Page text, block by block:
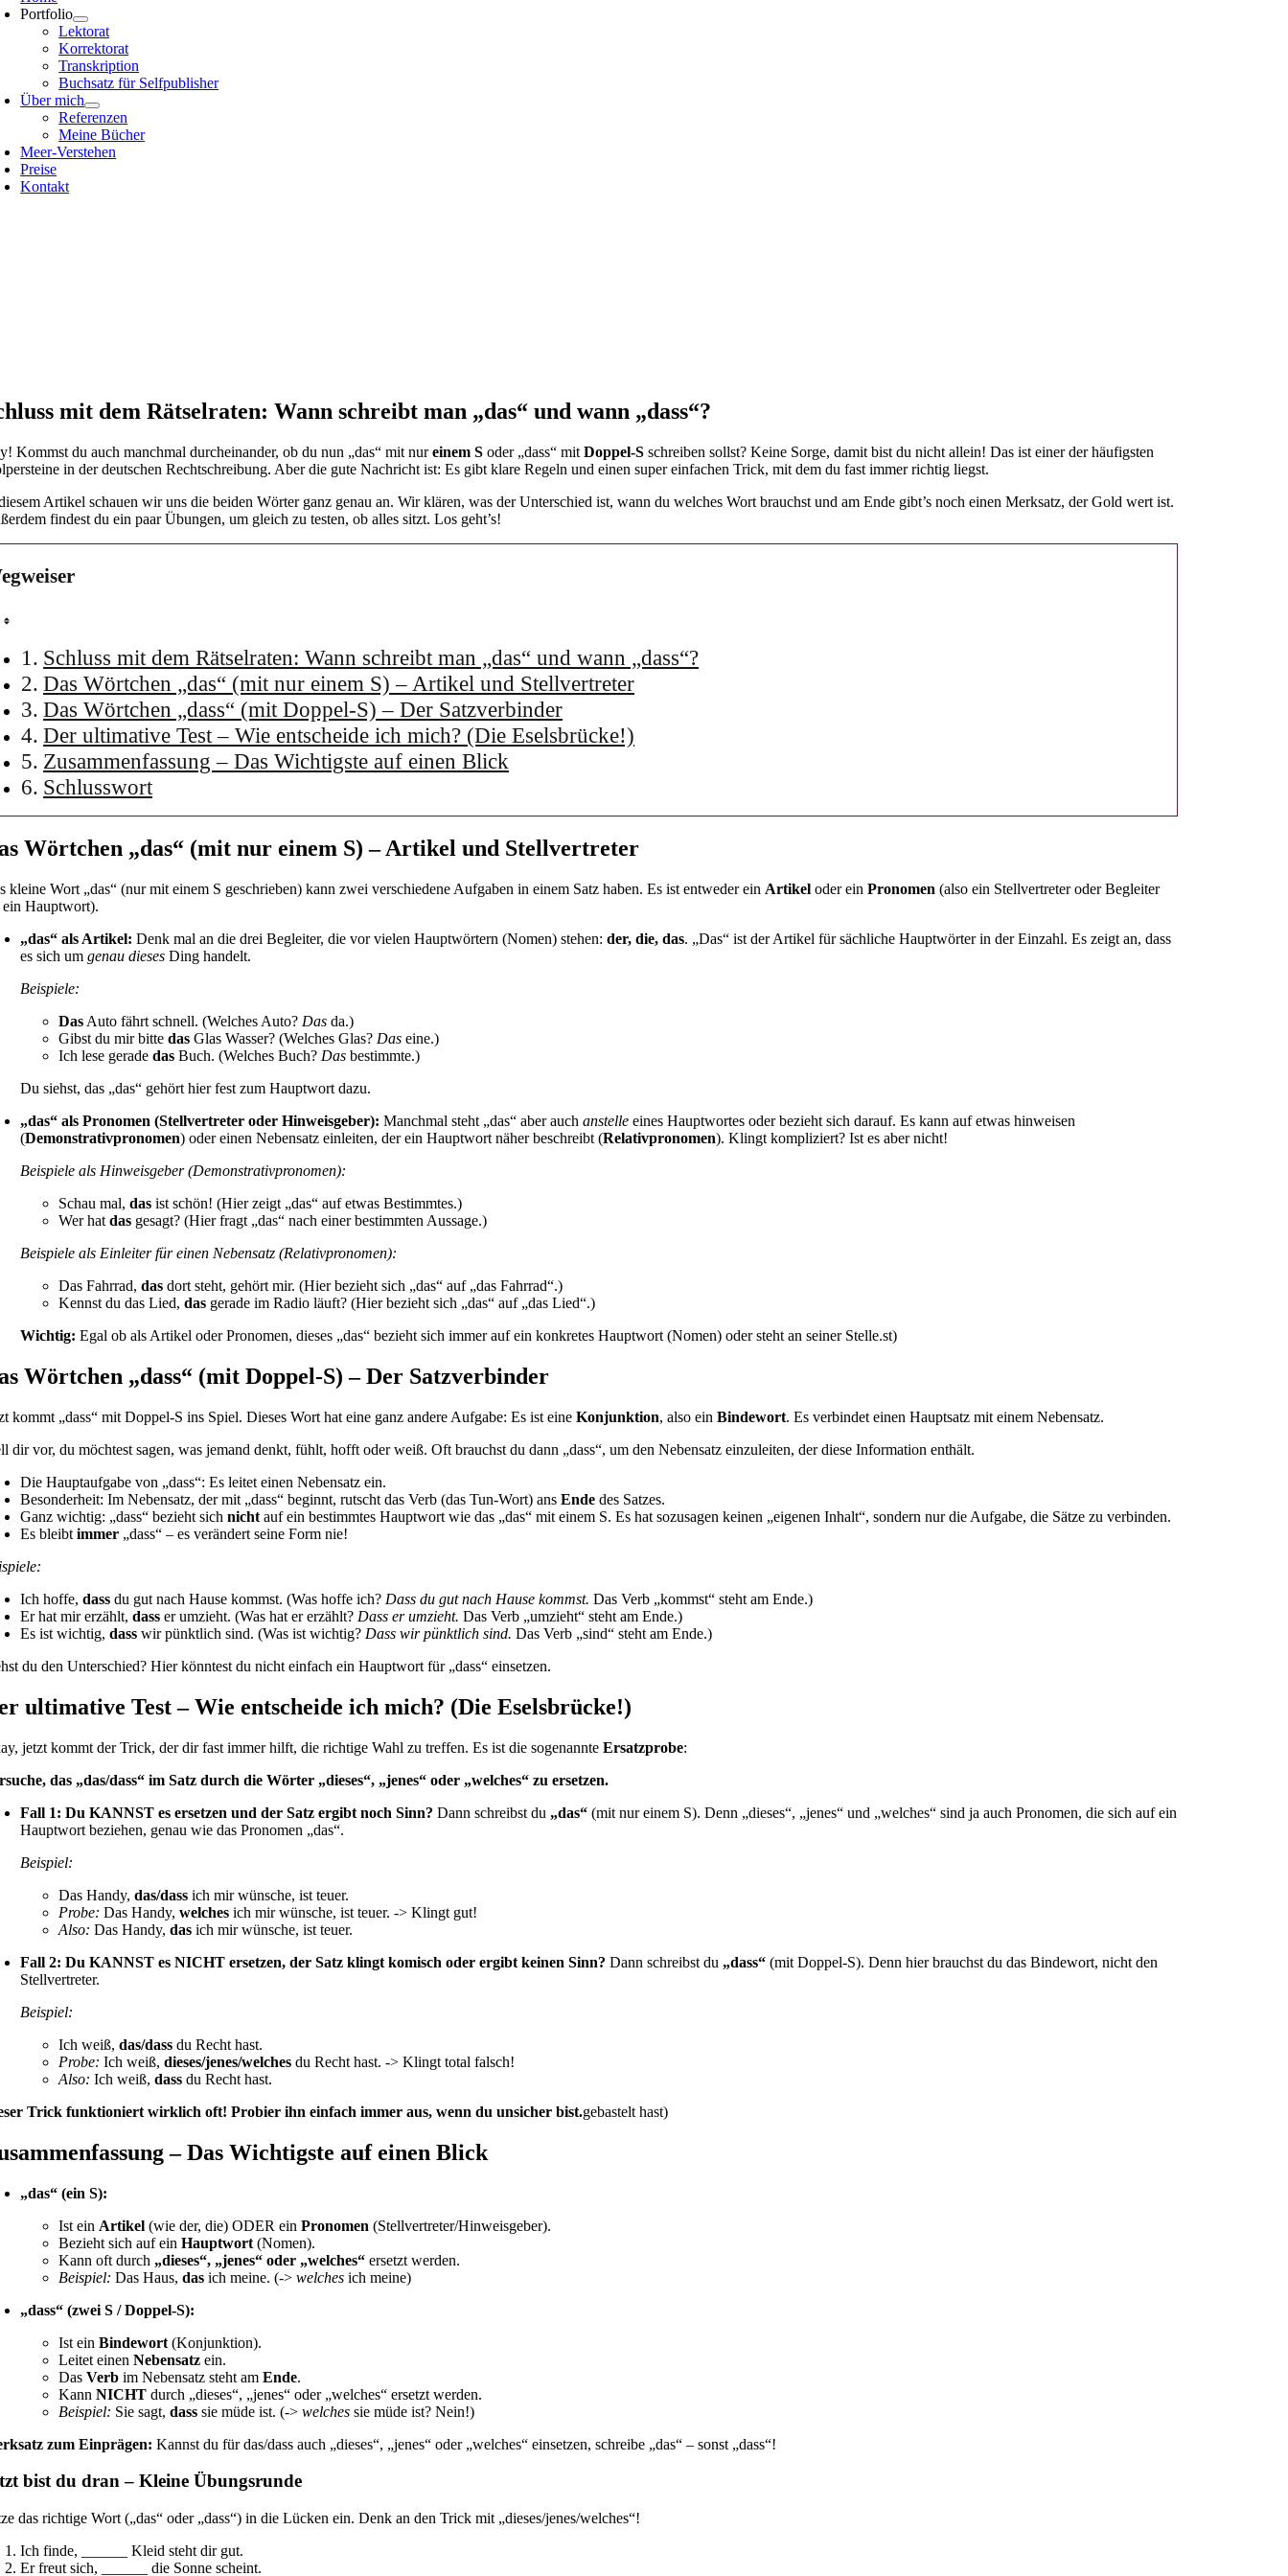
Portfolio
Lektorat
Korrektorat
Transkription
Buchsatz für Selfpublisher
Über mich
Referenzen
Meine Bücher
Meer-Verstehen
Preise
Kontakt
mit dem Rätselraten: Wann schreibt man „das“ und wann „dass“?
Kommst du auch manchmal durcheinander, ob du nun „das“ mit nureinem S oder „dass“ mitDoppel-S schreiben sollst? Keine Sorge, damit bist du nicht allein! Das ist einer der häufigsten
in der deutschen Rechtschreibung. Aber die gute Nachricht ist: Es gibt klare Regeln und einen super einfachen Trick, mit dem du fast immer richtig liegst.
Artikel schauen wir uns die beiden Wörter ganz genau an. Wir klären, was der Unterschied ist, wann du welches Wort brauchst und am Ende gibt’s noch einen Merksatz, der Gold wert ist.
findest du ein paar Übungen, um gleich zu testen, ob alles sitzt. Los geht’s!
Schluss mit dem Rätselraten: Wann schreibt man „das“ und wann „dass“?
Das Wörtchen „das“ (mit nur einem S) – Artikel und Stellvertreter
Das Wörtchen „dass“ (mit Doppel-S) – Der Satzverbinder
Der ultimative Test – Wie entscheide ich mich? (Die Eselsbrücke!)
Zusammenfassung – Das Wichtigste auf einen Blick
Schlusswort
Wörtchen „das“ (mit nur einem S) – Artikel und Stellvertreter
kleine Wort „das“ (nur mit einem S geschrieben) kann zwei verschiedene Aufgaben in einem Satz haben. Es ist entweder ein Artikel oder einPronomen (also ein Stellvertreter oder Begleiter
Hauptwort).
„das“ als Artikel: Denk mal an die drei Begleiter, die vor vielen Hauptwörtern (Nomen) stehen:der, die, das. „Das“ ist der Artikel für sächliche Hauptwörter in der Einzahl. Es zeigt an, dass
es sich umgenau dieses Ding handelt.
Beispiele:
Das Auto fährt schnell. (Welches Auto? Das da.)
Gibst du mir bittedas Glas Wasser? (Welches Glas? Das eine.)
Ich lese geradedas Buch. (Welches Buch? Das bestimmte.)
Du siehst, das „das“ gehört hier fest zum Hauptwort dazu.
„das“ als Pronomen (Stellvertreter oder Hinweisgeber): Manchmal steht „das“ aber auchanstelle eines Hauptwortes oder bezieht sich darauf. Es kann auf etwas hinweisen
(Demonstrativpronomen) oder einen Nebensatz einleiten, der ein Hauptwort näher beschreibt (Relativpronomen). Klingt kompliziert? Ist es aber nicht!
Beispiele als Hinweisgeber (Demonstrativpronomen):
Schau mal,das ist schön! (Hier zeigt „das“ auf etwas Bestimmtes.)
Wer hatdas gesagt? (Hier fragt „das“ nach einer bestimmten Aussage.)
Beispiele als Einleiter für einen Nebensatz (Relativpronomen):
Das Fahrrad,das dort steht, gehört mir. (Hier bezieht sich „das“ auf „das Fahrrad“.)
Kennst du das Lied,das gerade im Radio läuft? (Hier bezieht sich „das“ auf „das Lied“.)
Wichtig: Egal ob als Artikel oder Pronomen, dieses „das“ bezieht sich immer auf ein konkretes Hauptwort (Nomen) oder steht an seiner Stelle.st)
Wörtchen „dass“ (mit Doppel-S) – Der Satzverbinder
kommt „dass“ mit Doppel-S ins Spiel. Dieses Wort hat eine ganz andere Aufgabe: Es ist eineKonjunktion, also einBindewort. Es verbindet einen Hauptsatz mit einem Nebensatz.
dir vor, du möchtest sagen, was jemand denkt, fühlt, hofft oder weiß. Oft brauchst du dann „dass“, um den Nebensatz einzuleiten, der diese Information enthält.
Die Hauptaufgabe von „dass“: Es leitet einen Nebensatz ein.
Besonderheit: Im Nebensatz, der mit „dass“ beginnt, rutscht das Verb (das Tun-Wort) ansEnde des Satzes.
Ganz wichtig: „dass“ bezieht sichnicht auf ein bestimmtes Hauptwort wie das „das“ mit einem S. Es hat sozusagen keinen „eigenen Inhalt“, sondern nur die Aufgabe, die Sätze zu verbinden.
Es bleibtimmer „dass“ – es verändert seine Form nie!
Ich hoffe,dass du gut nach Hause kommst. (Was hoffe ich? Dass du gut nach Hause kommst. Das Verb „kommst“ steht am Ende.)
Er hat mir erzählt,dass er umzieht. (Was hat er erzählt? Dass er umzieht. Das Verb „umzieht“ steht am Ende.)
Es ist wichtig,dass wir pünktlich sind. (Was ist wichtig? Dass wir pünktlich sind. Das Verb „sind“ steht am Ende.)
du den Unterschied? Hier könntest du nicht einfach ein Hauptwort für „dass“ einsetzen.
ultimative Test – Wie entscheide ich mich? (Die Eselsbrücke!)
jetzt kommt der Trick, der dir fast immer hilft, die richtige Wahl zu treffen. Es ist die sogenannteErsatzprobe:
das „das/dass“ im Satz durch die Wörter „dieses“, „jenes“ oder „welches“ zu ersetzen.
Fall 1: Du KANNST es ersetzen und der Satz ergibt noch Sinn? Dann schreibst du „das“ (mit nur einem S). Denn „dieses“, „jenes“ und „welches“ sind ja auch Pronomen, die sich auf ein
Hauptwort beziehen, genau wie das Pronomen „das“.
Beispiel:
Das Handy,das/dass ich mir wünsche, ist teuer.
Probe: Das Handy,welches ich mir wünsche, ist teuer. -> Klingt gut!
Also: Das Handy,das ich mir wünsche, ist teuer.
Fall 2: Du KANNST es NICHT ersetzen, der Satz klingt komisch oder ergibt keinen Sinn? Dann schreibst du „dass“ (mit Doppel-S). Denn hier brauchst du das Bindewort, nicht den
Stellvertreter.
Beispiel:
Ich weiß,das/dass du Recht hast.
Probe: Ich weiß,dieses/jenes/welches du Recht hast. -> Klingt total falsch!
Also: Ich weiß,dass du Recht hast.
Trick funktioniert wirklich oft! Probier ihn einfach immer aus, wenn du unsicher bist.gebastelt hast)
– Das Wichtigste auf einen Blick
„das“ (ein S):
Ist ein Artikel (wie der, die) ODER einPronomen (Stellvertreter/Hinweisgeber).
Bezieht sich auf einHauptwort (Nomen).
Kann oft durch „dieses“, „jenes“ oder „welches“ ersetzt werden.
Beispiel: Das Haus,das ich meine. (->welches ich meine)
„dass“ (zwei S / Doppel-S):
Ist einBindewort (Konjunktion).
Leitet einenNebensatz ein.
DasVerb im Nebensatz steht amEnde.
KannNICHT durch „dieses“, „jenes“ oder „welches“ ersetzt werden.
Beispiel: Sie sagt,dass sie müde ist. (->welches sie müde ist? Nein!)
zum Einprägen: Kannst du für das/dass auch „dieses“, „jenes“ oder „welches“ einsetzen, schreibe „das“ – sonst „dass“!
bist du dran – Kleine Übungsrunde
das richtige Wort („das“ oder „dass“) in die Lücken ein. Denk an den Trick mit „dieses/jenes/welches“!
Ich finde, ______ Kleid steht dir gut.
Er freut sich, ______ die Sonne scheint.